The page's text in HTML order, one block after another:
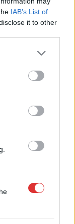
IAB’s List of
it to other
more Google
may click to
party tags to
below Google
meg
Csángó